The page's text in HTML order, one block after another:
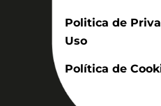
Politica de
Uso
Política de